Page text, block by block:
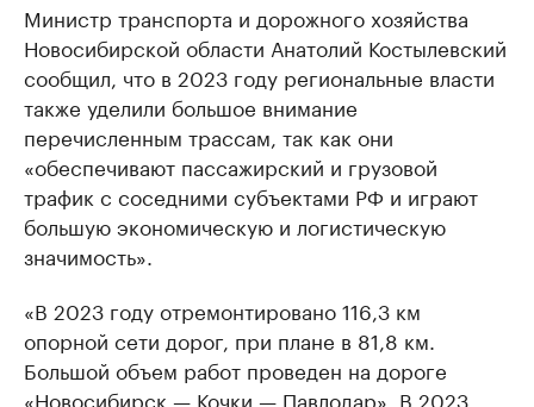
Министр транспорта и дорожного хозяйства
Новосибирской области Анатолий Костылевский
сообщил, что в 2023 году региональные власти
также уделили большое внимание
перечисленным трассам, так как они
«обеспечивают пассажирский и грузовой
трафик с соседними субъектами РФ и играют
большую экономическую и логистическую
значимость».
«В 2023 году отремонтировано 116,3 км
опорной сети дорог, при плане в 81,8 км.
Большой объем работ проведен на дороге
«Новосибирск — Кочки — Павлодар». В 2023